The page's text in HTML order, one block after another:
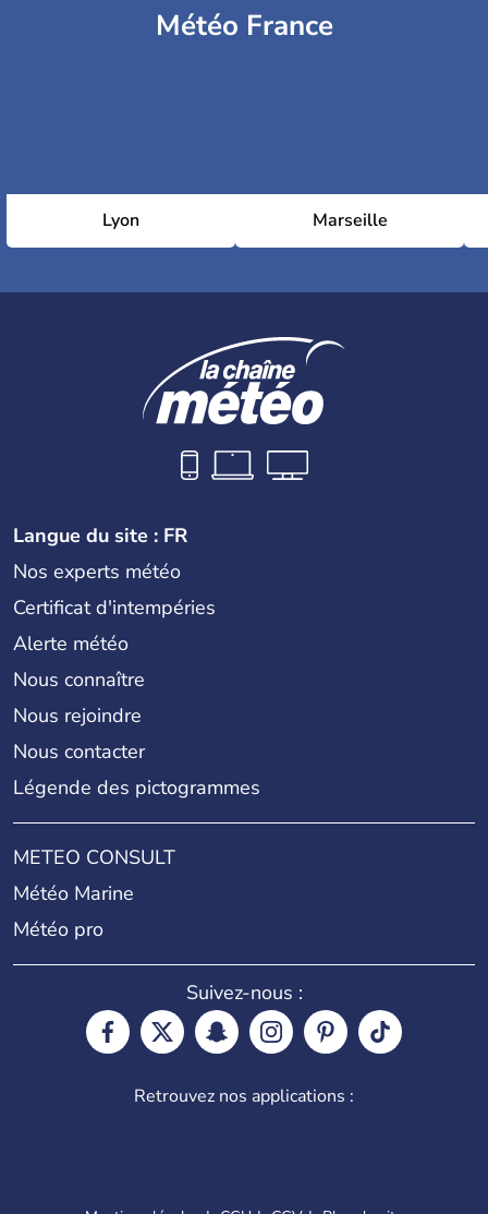
Météo France
Lyon Marseille
Langue du site : FR
Nos experts météo
Certificat d'intempéries
Alerte météo
Nous connaître
Nous rejoindre
Nous contacter
Légende des pictogrammes
METEO CONSULT
Météo Marine
Météo pro
Suivez-nous :
Retrouvez nos applications :